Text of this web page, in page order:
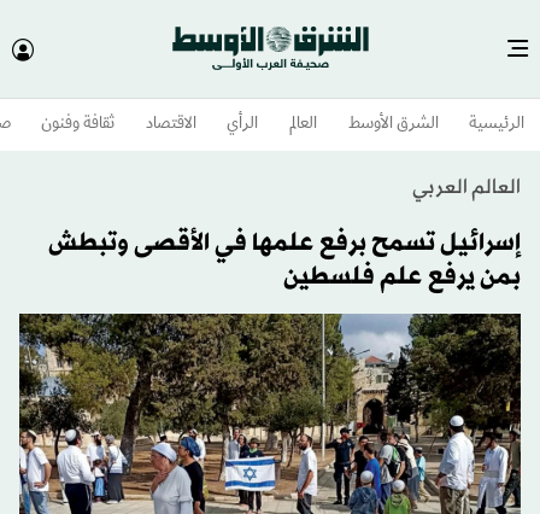
الرئيسية الشرق الأوسط​ العالم الرأي الاقتصاد ثقافة وفنون
العالم العربي
إسرائيل تسمح برفع علمها في الأقصى وتبطش
بمن يرفع علم فلسطين